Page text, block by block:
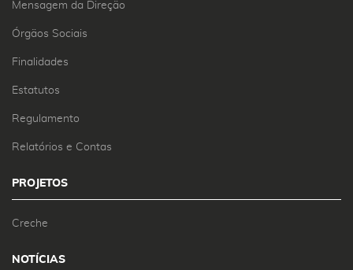
Mensagem da Direção
Órgãos Sociais
Finalidades
Estatutos
Regulamento
Relatórios e Contas
PROJETOS
Creche
NOTÍCIAS